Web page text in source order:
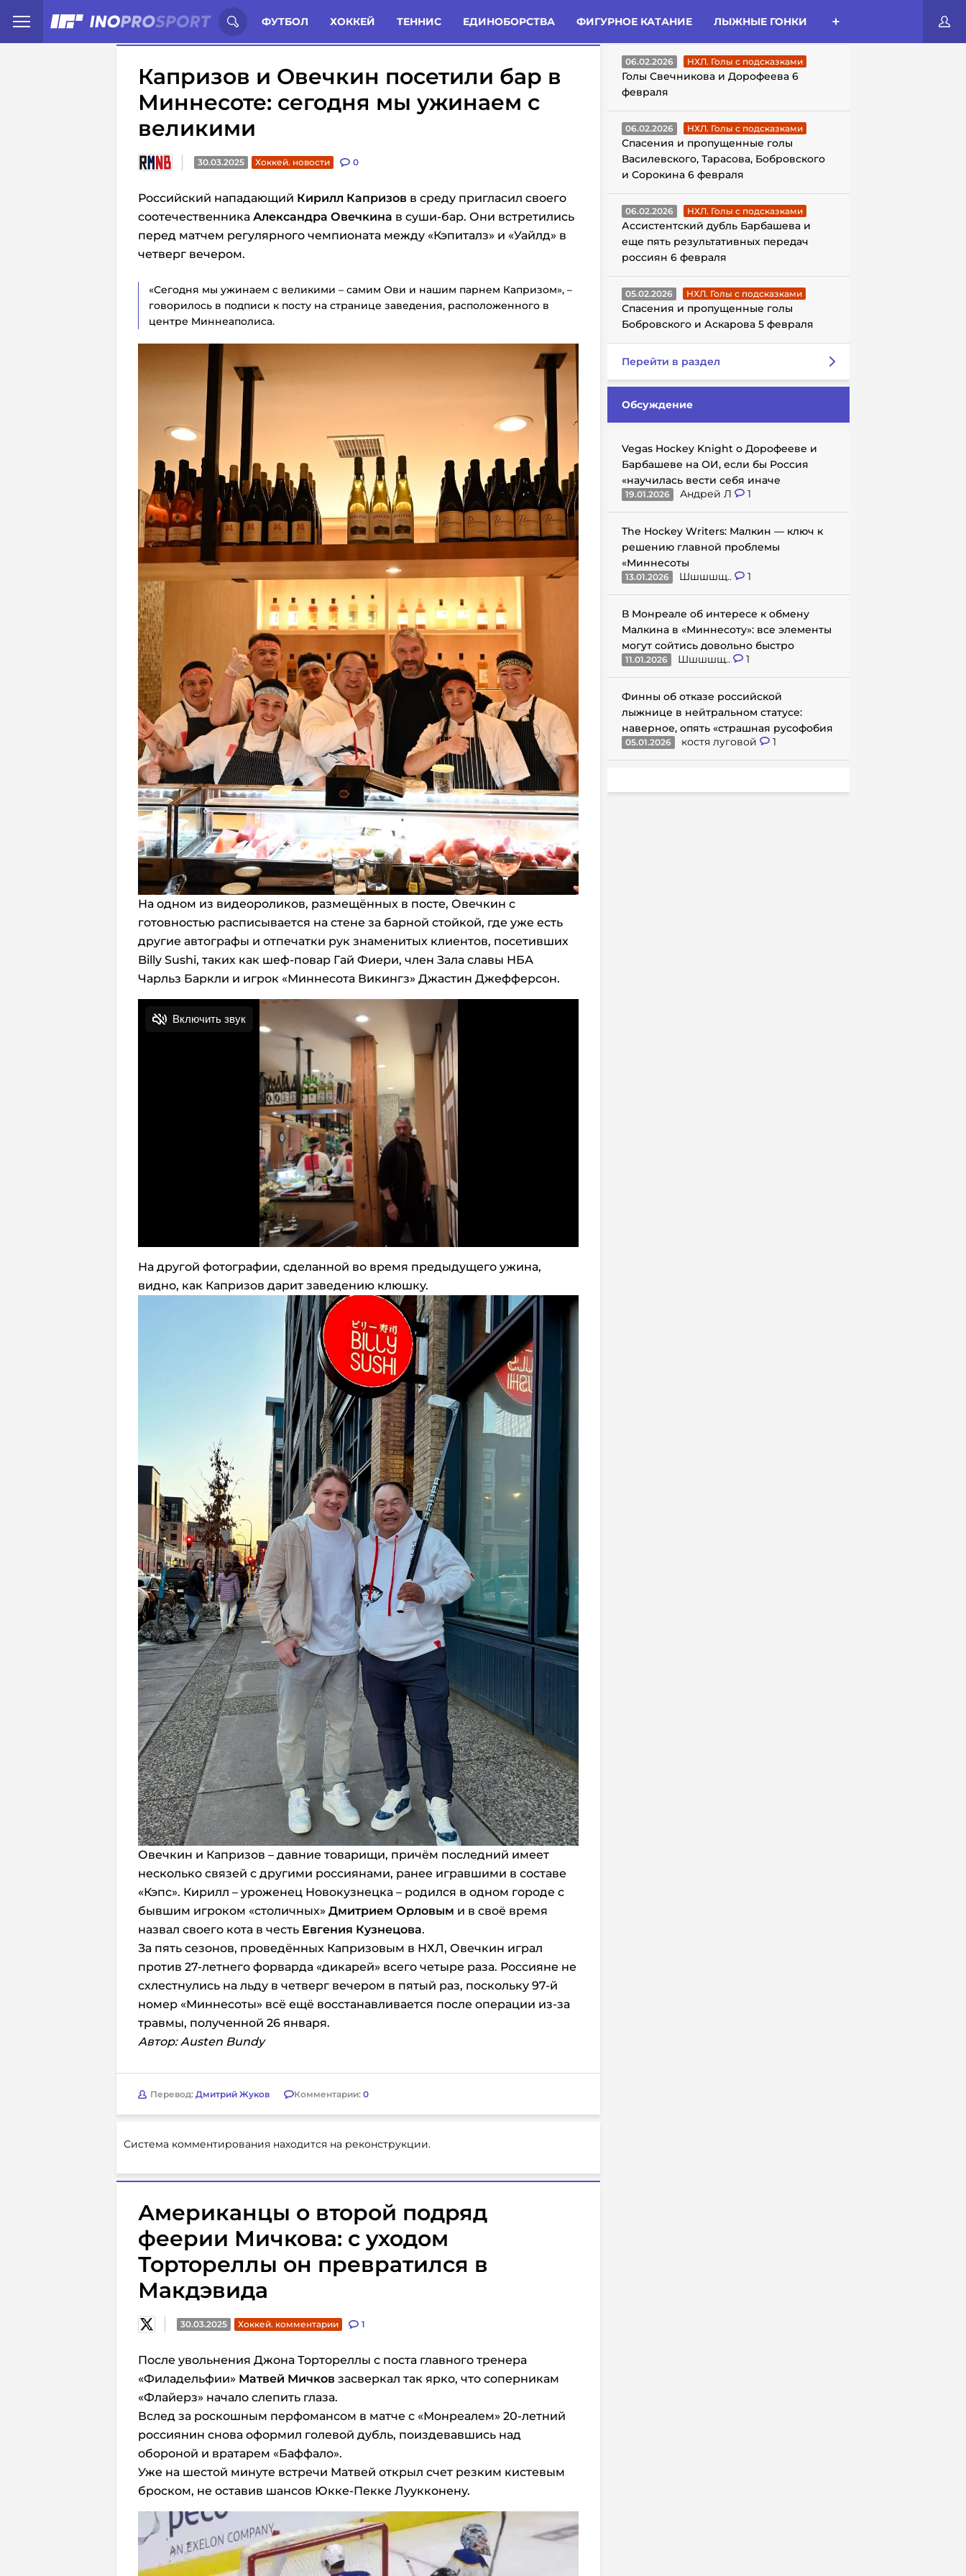
ФУТБОЛ ХОККЕЙ ТЕННИС ЕДИНОБОРСТВА ФИГУРНОЕ КАТАНИЕ ЛЫЖНЫЕ ГОНКИ
Иностранцы о спорте России: Статьи Комменты Новости
Капризов и Овечкин посетили бар в
Миннесоте: сегодня мы ужинаем с
великими
30.03.2025 Хоккей. новости 0
Российский нападающий Кирилл Капризов в среду пригласил своего
соотечественника Александра Овечкина в суши-бар. Они встретились
перед матчем регулярного чемпионата между «Кэпиталз» и «Уайлд» в
четверг вечером.
«Сегодня мы ужинаем с великими – самим Ови и нашим парнем Капризом», –
говорилось в подписи к посту на странице заведения, расположенного в
центре Миннеаполиса.
На одном из видеороликов, размещённых в посте, Овечкин с
готовностью расписывается на стене за барной стойкой, где уже есть
другие автографы и отпечатки рук знаменитых клиентов, посетивших
Billy Sushi, таких как шеф-повар Гай Фиери, член Зала славы НБА
Чарльз Баркли и игрок «Миннесота Викингз» Джастин Джефферсон.
На другой фотографии, сделанной во время предыдущего ужина,
видно, как Капризов дарит заведению клюшку.
Овечкин и Капризов – давние товарищи, причём последний имеет
несколько связей с другими россиянами, ранее игравшими в составе
«Кэпс». Кирилл – уроженец Новокузнецка – родился в одном городе с
бывшим игроком «столичных» Дмитрием Орловым и в своё время
назвал своего кота в честь Евгения Кузнецова.
За пять сезонов, проведённых Капризовым в НХЛ, Овечкин играл
против 27-летнего форварда «дикарей» всего четыре раза. Россияне не
схлестнулись на льду в четверг вечером в пятый раз, поскольку 97-й
номер «Миннесоты» всё ещё восстанавливается после операции из-за
травмы, полученной 26 января.
Автор: Austen Bundy
Перевод: Дмитрий Жуков Комментарии: 0
Система комментирования находится на реконструкции.
Американцы о второй подряд
феерии Мичкова: с уходом
Тортореллы он превратился в
Макдэвида
30.03.2025 Хоккей. комментарии 1
После увольнения Джона Тортореллы с поста главного тренера
«Филадельфии» Матвей Мичков засверкал так ярко, что соперникам
«Флайерз» начало слепить глаза.
Вслед за роскошным перфомансом в матче с «Монреалем» 20-летний
россиянин снова оформил голевой дубль, поиздевавшись над
обороной и вратарем «Баффало».
Уже на шестой минуте встречи Матвей открыл счет резким кистевым
броском, не оставив шансов Юкке-Пекке Луукконену.
ГОЛЫ С ПОДСКАЗКАМИ
06.02.2026 НХЛ. Голы с подсказками
Голы Свечникова и Дорофеева 6
февраля
06.02.2026 НХЛ. Голы с подсказками
Спасения и пропущенные голы
Василевского, Тарасова, Бобровского
и Сорокина 6 февраля
06.02.2026 НХЛ. Голы с подсказками
Ассистентский дубль Барбашева и
еще пять результативных передач
россиян 6 февраля
05.02.2026 НХЛ. Голы с подсказками
Спасения и пропущенные голы
Бобровского и Аскарова 5 февраля
Перейти в раздел
Обсуждение
Vegas Hockey Knight о Дорофееве и
Барбашеве на ОИ, если бы Россия
«научилась вести себя иначе
19.01.2026 Андрей Л 1
The Hockey Writers: Малкин — ключ к
решению главной проблемы
«Миннесоты
13.01.2026 Шшшшщ.. 1
В Монреале об интересе к обмену
Малкина в «Миннесоту»: все элементы
могут сойтись довольно быстро
11.01.2026 Шшшшщ.. 1
Финны об отказе российской
лыжнице в нейтральном статусе:
наверное, опять «страшная русофобия
05.01.2026 костя луговой 1